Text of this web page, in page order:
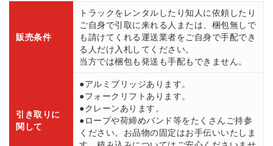
販売条件
トラックをレンタルしたり知人に依頼したり
ご自身で引取に来れる人または、梱包無しで
も請けてくれる運送業者をご自身で手配でき
る人だけ入札してください。
当方では梱包も発送も手配もできません。
引き取りに
関して
●アルミブリッジあります。
●フォークリフトあります。
●クレーンあります。
●ロープや荷締めバンド等をたくさんご持参
ください。お品物の固定はお手伝いいたしま